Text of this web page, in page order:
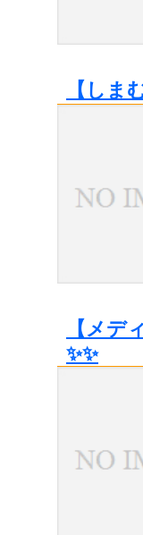
【しま
【メデ
✨✨